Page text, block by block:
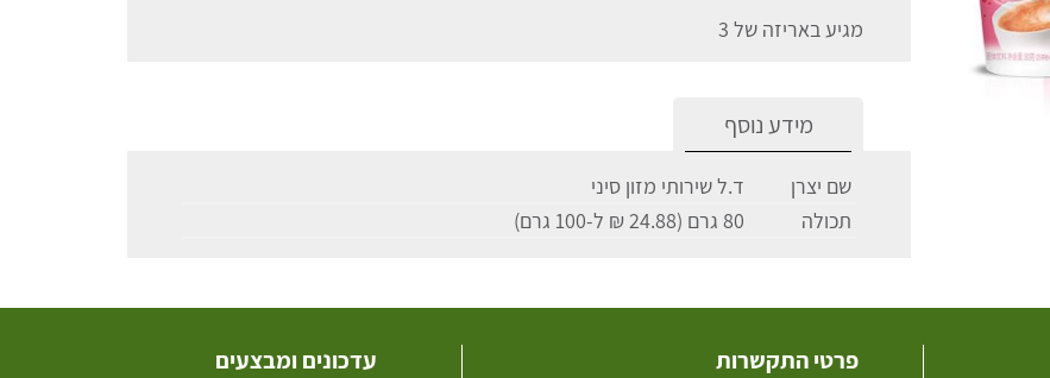
מגיע באריזה של 3
מידע נוסף
שם יצרן
ד.ל שירותי מזון סיני
תכולה
80 גרם (24.88 ₪ ל-100 גרם)
פרטי התקשרות עדכונים ומבצעים